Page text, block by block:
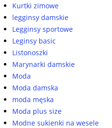
Kurtki zimowe
legginsy damskie
Legginsy sportowe
Leginsy basic
Listonoszki
Marynarki damskie
Moda
Moda damska
moda męska
Moda plus size
Modne sukienki na wesele